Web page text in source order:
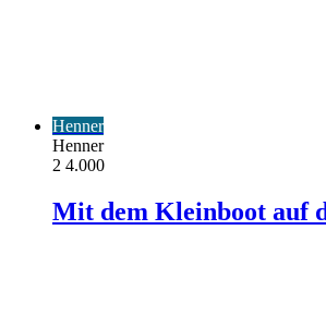
Henner
Henner
2 4.000
Mit dem Kleinboot auf